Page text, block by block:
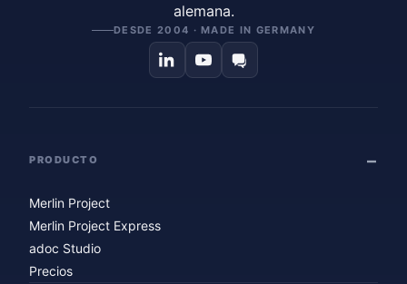
alemana.
DESDE 2004 · MADE IN GERMANY
PRODUCTO
Merlin Project
Merlin Project Express
adoc Studio
Precios